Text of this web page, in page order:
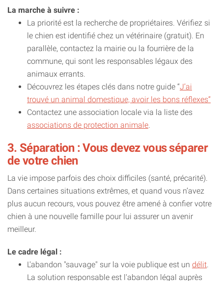
La marche à suivre :
La priorité est la recherche de propriétaires. Vérifiez si
le chien est identifié chez un vétérinaire (gratuit). En
parallèle, contactez la mairie ou la fourrière de la
commune, qui sont les responsables légaux des
animaux errants.
Découvrez les étapes clés dans notre guide “J’ai
trouvé un animal domestique, avoir les bons réflexes”
Contactez une association locale via la liste des
associations de protection animale
3. Séparation : Vous devez vous séparer
de votre chien
La vie impose parfois des choix difficiles (santé, précarité).
Dans certaines situations extrêmes, et quand vous n’avez
plus aucun recours, vous pouvez être amené à confier votre
chien à une nouvelle famille pour lui assurer un avenir
meilleur.
Le cadre légal :
L'abandon "sauvage" sur la voie publique est un délit
La solution responsable est l'abandon légal auprès